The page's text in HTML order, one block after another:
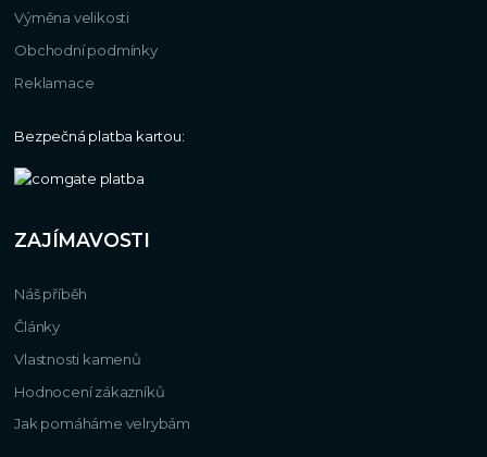
Výměna velikosti
Obchodní podmínky
Reklamace
Bezpečná platba kartou:
ZAJÍMAVOSTI
Náš příběh
Články
Vlastnosti kamenů
Hodnocení zákazníků
Jak pomáháme velrybám